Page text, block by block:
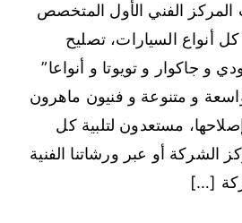
الفني الأول المتخصص
أنواع السيارات، تصليح
جاكوار و تويوتا و أنواعا”
و متنوعة و فنيون ماهرون
مستعدون لتلبية كل
أو عبر ورشاتنا الفنية
[…]